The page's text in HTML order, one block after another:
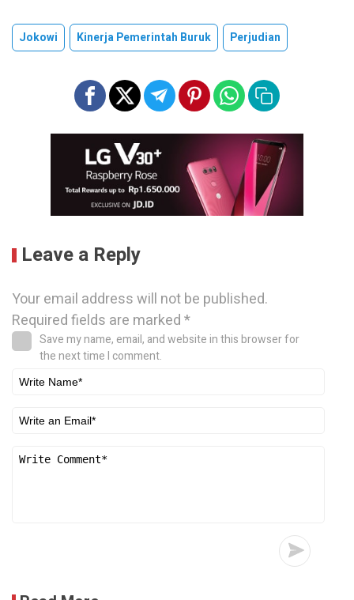
Jokowi Kinerja Pemerintah Buruk Perjudian
Leave a Reply
Your email address will not be published.
Required fields are marked*
Save my name, email, and website in this browser for
the next time I comment.